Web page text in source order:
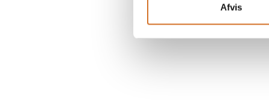
Afvis